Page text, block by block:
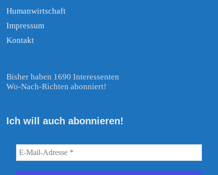
Humanwirtschaft
Impressum
Kontakt
Bisher haben 1690 Interessenten
Wo-Nach-Richten abonniert!
Ich will auch abonnieren!